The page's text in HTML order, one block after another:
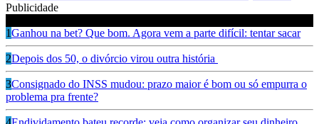
Publicidade
1Ganhou na bet? Que bom. Agora vem a parte difícil: tentar sacar
2Depois dos 50, o divórcio virou outra história
3Consignado do INSS mudou: prazo maior é bom ou só empurra o
problema pra frente?